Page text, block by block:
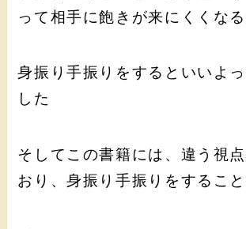
って相手に飽きが来にくくな
身振り手振りをするといいよ
した
そしてこの書籍には、違う視
おり、身振り手振りをするこ